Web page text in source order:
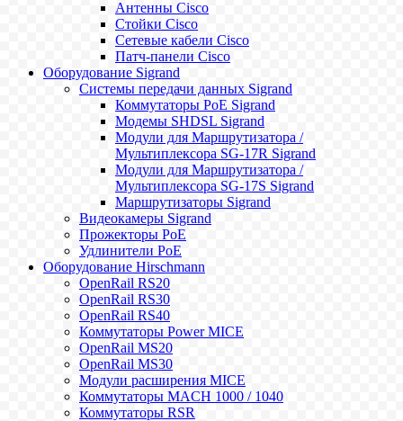
Антенны Cisco
Стойки Cisco
Сетевые кабели Cisco
Патч-панели Cisco
Оборудование Sigrand
Системы передачи данных Sigrand
Коммутаторы PoE Sigrand
Модемы SHDSL Sigrand
Модули для Маршрутизатора /
Мультиплексора SG-17R Sigrand
Модули для Маршрутизатора /
Мультиплексора SG-17S Sigrand
Маршрутизаторы Sigrand
Видеокамеры Sigrand
Прожекторы PoE
Удлинители PoE
Оборудование Hirschmann
OpenRail RS20
OpenRail RS30
OpenRail RS40
Коммутаторы Power MICE
OpenRail MS20
OpenRail MS30
Модули расширения MICE
Коммутаторы MACH 1000 / 1040
Коммутаторы RSR